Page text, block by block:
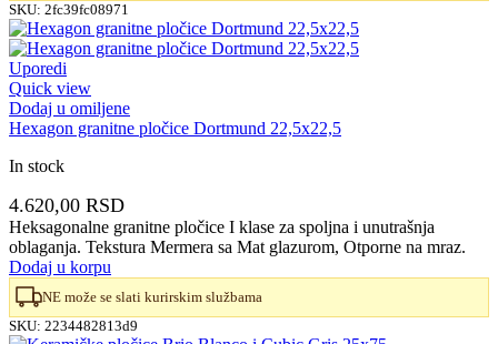
SKU: 2fc39fc08971
Uporedi
Quick view
Dodaj u omiljene
Hexagon granitne pločice Dortmund 22,5x22,5
In stock
4.620,00 RSD
Heksagonalne granitne pločice I klase za spoljna i unutrašnja
oblaganja. Tekstura Mermera sa Mat glazurom, Otporne na mraz.
Dodaj u korpu
NE može se slati kurirskim službama
SKU: 2234482813d9